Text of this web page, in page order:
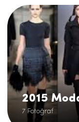
2015
7 Fotoğraf